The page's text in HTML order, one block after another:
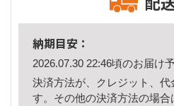
納期目安：
2026.07.30 22:46頃のお届け
決済方法が、クレジット、代
す。その他の決済方法の場合